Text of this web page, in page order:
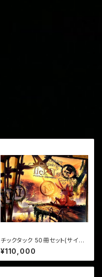
チックタック 50冊セット(サイン
入り・送料込み)
¥110,000